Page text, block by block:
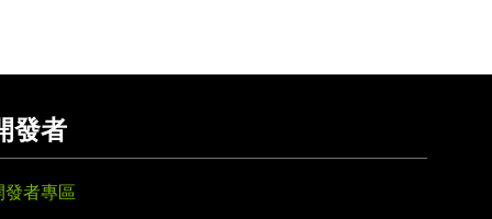
發者
發者專區